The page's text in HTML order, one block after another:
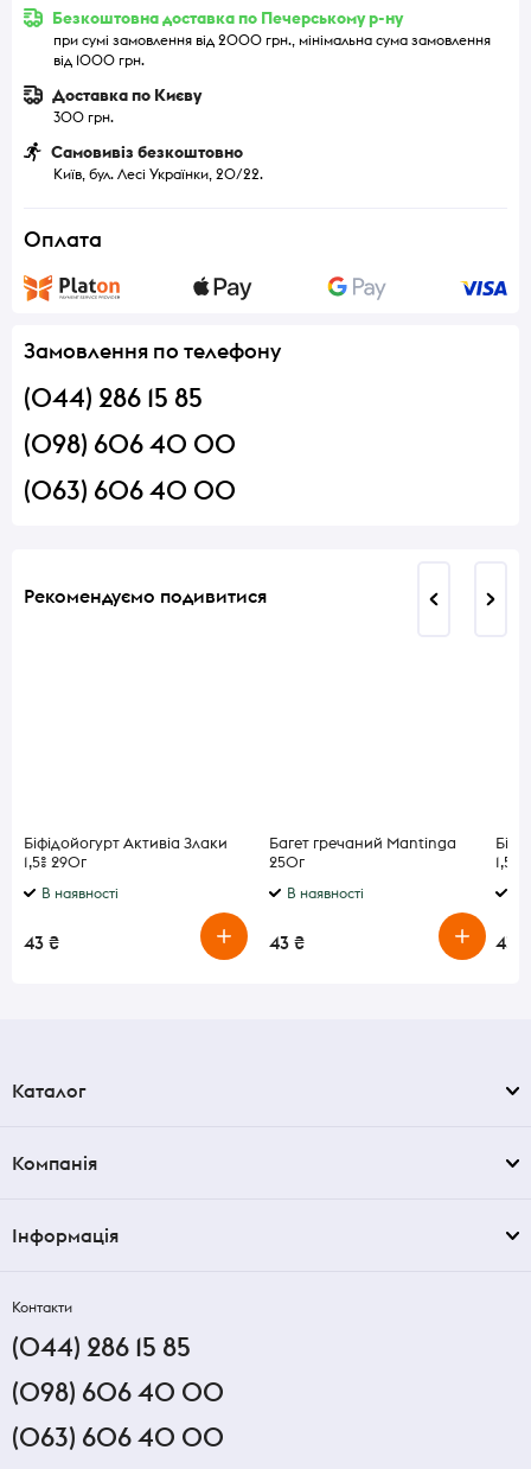
Безкоштовна доставка по Печерському р-ну
при сумі замовлення від 2000 грн., мінімальна сума замовлення
від 1000 грн.
Доставка по Києву
300 грн.
Самовивіз безкоштовно
Київ, бул. Лесі Українки, 20/22.
Оплата
Замовлення по телефону
(044) 286 15 85
(098) 606 40 00
(063) 606 40 00
Рекомендуємо подивитися
Біфідойогурт Активіа Злаки
1,5% 290г
В наявності
43 ₴
Багет гречаний Mantinga
250г
В наявності
43 ₴
1,5%
43 ₴
Каталог
Компанія
Інформація
Контакти
(044) 286 15 85
(098) 606 40 00
(063) 606 40 00